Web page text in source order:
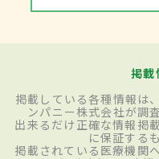
掲載
掲載している各種情報は
ンパニー株式会社が調
出来るだけ正確な情報掲
に保証する
掲載されている医療機関